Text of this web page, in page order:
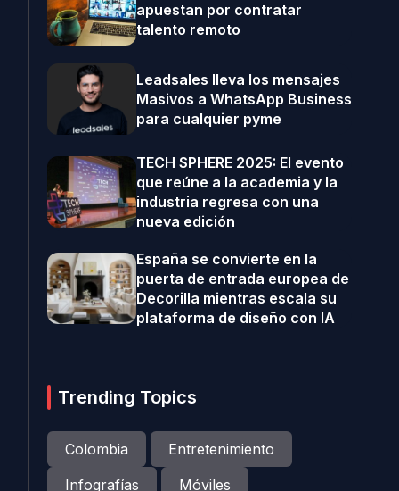
apuestan por contratar
talento remoto
Leadsales lleva los mensajes
Masivos a WhatsApp Business
para cualquier pyme
TECH SPHERE 2025: El evento
que reúne a la academia y la
industria regresa con una
nueva edición
España se convierte en la
puerta de entrada europea de
Decorilla mientras escala su
plataforma de diseño con IA
Trending Topics
Colombia
Entretenimiento
Infografías
Móviles